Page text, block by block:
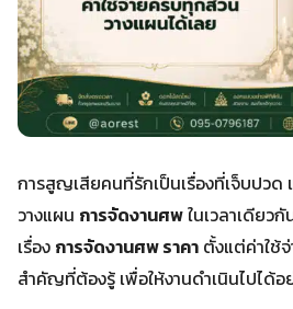
การสูญเสียคนที่รักเป็นเรื่องที่เจ็บปว
วางแผน การจัดงานศพในเวลาเดียว
เรื่อง การจัดงานศพ ราคา ตั้งแต่ค่าใช้
สำคัญที่ต้องรู้ เพื่อให้งานดำเนินไปได้อ